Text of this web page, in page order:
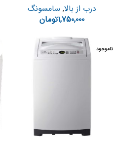
درب از بالا, سامسونگ
۱,۷۵۰,۰۰۰تومان
ناموجود